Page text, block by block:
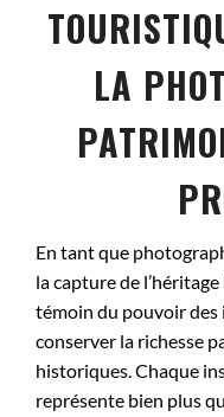
LA
En tant que
la capture de
témoin du pouvoir des
conserver la richesse
historiques. Chaque
représente bien plus